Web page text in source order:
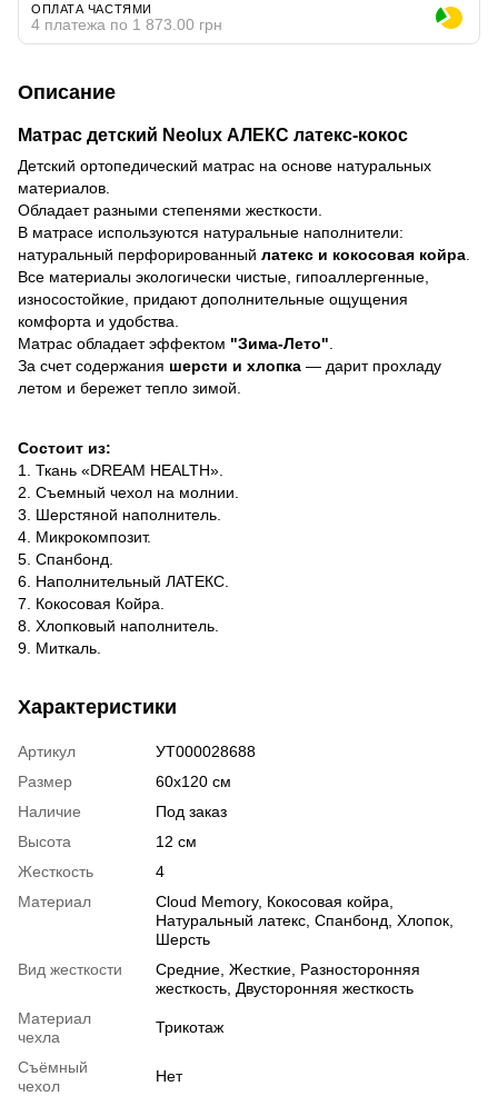
ОПЛАТА ЧАСТЯМИ
4 платежа по 1 873.00 грн
Описание
Матрас детский Neolux АЛЕКС латекс-кокос
Детский ортопедический матрас на основе натуральных
материалов.
Обладает разными степенями жесткости.
В матрасе используются натуральные наполнители:
натуральный перфорированный латекс и кокосовая койра
Все материалы экологически чистые, гипоаллергенные,
износостойкие, придают дополнительные ощущения
комфорта и удобства.
Матрас обладает эффектом "Зима-Лето"
За счет содержания шерсти и хлопка — дарит прохладу
летом и бережет тепло зимой.
Состоит из:
1. Ткань «DREAM HEALTH».
2. Съемный чехол на молнии.
3. Шерстяной наполнитель.
4. Микрокомпозит.
5. Спанбонд.
6. Наполнительный ЛАТЕКС.
7. Кокосовая Койра.
8. Хлопковый наполнитель.
9. Миткаль.
Характеристики
Артикул
УТ000028688
Размер
60х120 см
Наличие
Под заказ
Высота
12 см
Жесткость
4
Материал
Cloud Memory, Кокосовая койра
Натуральный латекс Спанбонд Хлопок
Шерсть
Вид жесткости
Средние Жесткие Разносторонняя
жесткость Двусторонняя жесткость
Материал
чехла
Трикотаж
Съёмный
чехол
Нет